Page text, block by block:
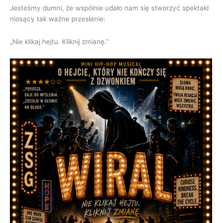
Jesteśmy dumni, że wspólnie udało nam się stworzyć spektakl
niosący tak ważne przesłanie:
„Nie klikaj hejtu. Kliknij zmianę.”